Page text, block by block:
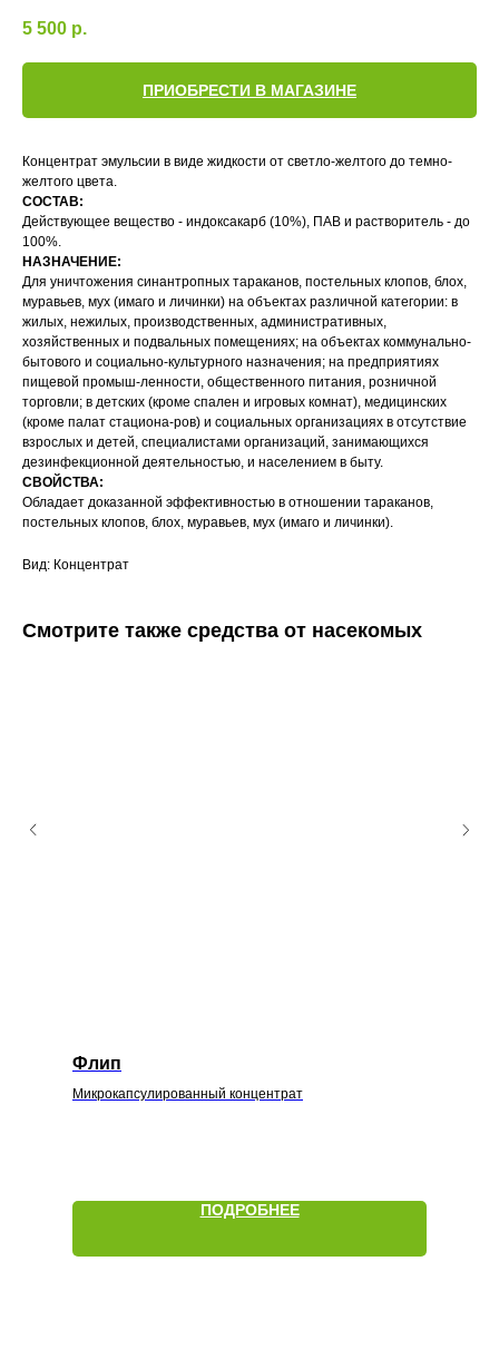
5 500 р.
ПРИОБРЕСТИ В МАГАЗИНЕ
Концентрат эмульсии в виде жидкости от светло-желтого до темно-
желтого цвета.
СОСТАВ:
Действующее вещество - индоксакарб (10%), ПАВ и растворитель - до
100%.
НАЗНАЧЕНИЕ:
Для уничтожения синантропных тараканов, постельных клопов, блох,
муравьев, мух (имаго и личинки) на объектах различной категории: в
жилых, нежилых, производственных, административных,
хозяйственных и подвальных помещениях; на объектах коммунально-
бытового и социально-культурного назначения; на предприятиях
пищевой промыш-ленности, общественного питания, розничной
торговли; в детских (кроме спален и игровых комнат), медицинских
(кроме палат стациона-ров) и социальных организациях в отсутствие
взрослых и детей, специалистами организаций, занимающихся
дезинфекционной деятельностью, и населением в быту.
СВОЙСТВА:
Обладает доказанной эффективностью в отношении тараканов,
постельных клопов, блох, муравьев, мух (имаго и личинки).
Вид: Концентрат
Смотрите также средства от насекомых
Флип
Микрокапсулированный концентрат
ПОДРОБНЕЕ